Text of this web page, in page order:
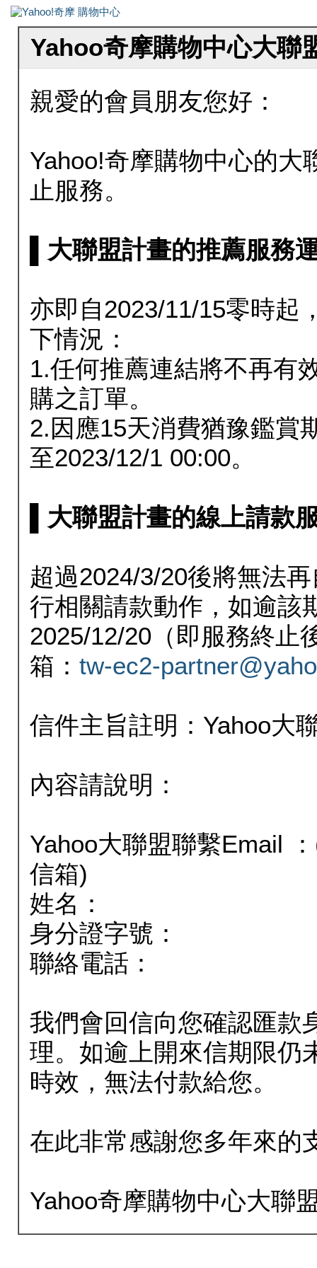
Yahoo奇摩購物中心大聯
親愛的會員朋友您好：
Yahoo!奇摩購物中心的大
止服務。
▌大聯盟計畫的推薦服務
亦即自2023/11/15零時起
下情況：
1.任何推薦連結將不再有
購之訂單。
2.因應15天消費猶豫鑑賞
至2023/12/1 00:00。
▌大聯盟計畫的線上請款
超過2024/3/20後將無法
行相關請款動作，如逾該
2025/12/20（即服務終止
箱： tw-ec2-
信件主旨註明：Yahoo大
內容請說明：
Yahoo大聯盟聯繫Email
信箱)
姓名：
身分證字號：
聯絡電話：
我們會回信向您確認匯款
理。如逾上開來信期限仍
時效，無法付款給您。
在此非常感謝您多年來的
Yahoo奇摩購物中心大